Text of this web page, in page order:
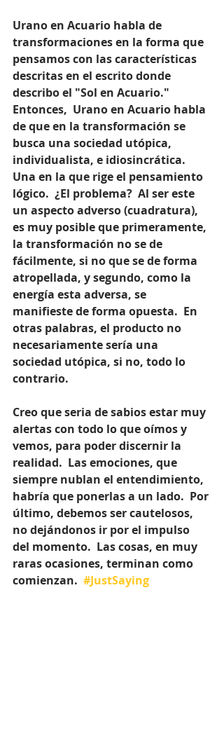
Urano en Acuario habla de
transformaciones en la forma que
pensamos con las características
descritas en el escrito donde
describo el "Sol en Acuario."
Entonces,  Urano en Acuario habla
de que en la transformación se
busca una sociedad utópica,
individualista, e idiosincrática.
Una en la que rige el pensamiento
lógico.  ¿El problema?  Al ser este
un aspecto adverso (cuadratura),
es muy posible que primeramente,
la transformación no se de
fácilmente, si no que se de forma
atropellada, y segundo, como la
energía esta adversa, se
manifieste de forma opuesta.  En
otras palabras, el producto no
necesariamente sería una
sociedad utópica, si no, todo lo
contrario.
Creo que seria de sabios estar muy
alertas con todo lo que oímos y
vemos, para poder discernir la
realidad.  Las emociones, que
siempre nublan el entendimiento,
habría que ponerlas a un lado.  Por
último, debemos ser cautelosos,
no dejándonos ir por el impulso
del momento.  Las cosas, en muy
raras ocasiones, terminan como
comienzan. #JustSaying